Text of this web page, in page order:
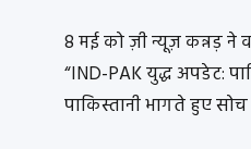
8 मई को ज़ी न्यूज़ कन्नड़
“IND-PAK युद्ध अपडेट:
पाकिस्तानी भागते हुए